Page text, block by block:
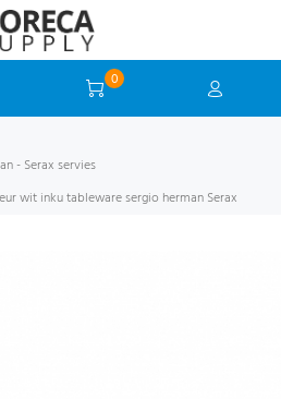
0
- Serax servies
wit inku tableware sergio herman Serax